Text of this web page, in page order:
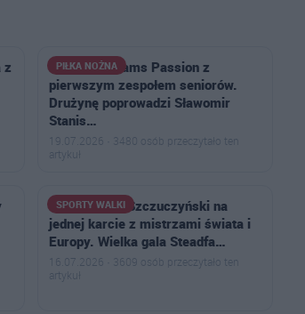
z
PIŁKA NOŻNA
Football Dreams Passion z
pierwszym zespołem seniorów.
Drużynę poprowadzi Sławomir
Stanis…
19.07.2026 · 3480 osób przeczytało ten
artykuł
SPORTY WALKI
Przemysław Szczuczyński na
jednej karcie z mistrzami świata i
Europy. Wielka gala Steadfa…
16.07.2026 · 3609 osób przeczytało ten
artykuł